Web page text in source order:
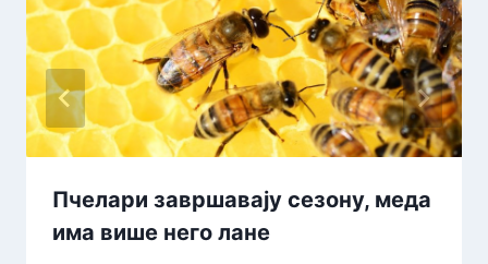
Пчелари завршавају сезону, меда
има више него лане